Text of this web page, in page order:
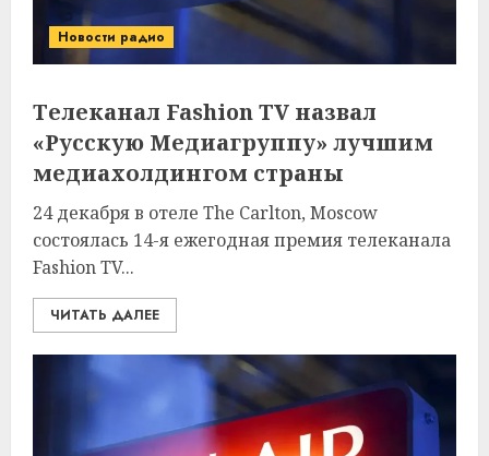
Новости радио
Телеканал Fashion TV назвал
«Русскую Медиагруппу» лучшим
медиахолдингом страны
24 декабря в отеле The Carlton, Moscow
состоялась 14-я ежегодная премия телеканала
Fashion TV...
ЧИТАТЬ ДАЛЕЕ